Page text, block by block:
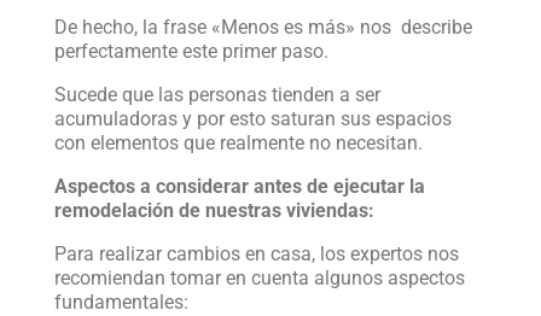
De hecho, la frase «Menos es más» nos describe
perfectamente este primer paso.
Sucede que las personas tienden a ser
acumuladoras y por esto saturan sus espacios
con elementos que realmente no necesitan.
Aspectos a considerar antes de ejecutar la
remodelación de nuestras viviendas:
Para realizar cambios en casa, los expertos nos
recomiendan tomar en cuenta algunos aspectos
fundamentales: